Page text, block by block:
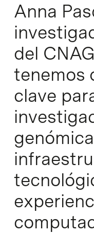
Anna
del
tenemos
clave